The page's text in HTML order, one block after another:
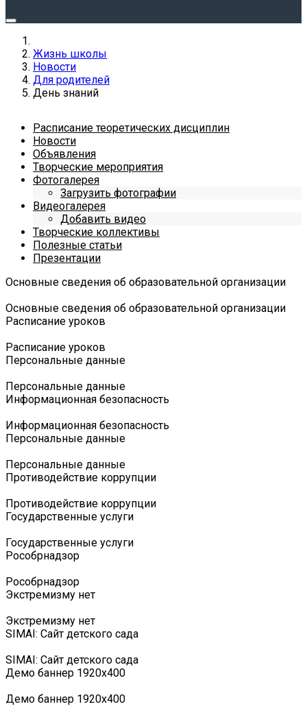
Жизнь школы
Новости
Для родителей
День знаний
Расписание теоретических дисциплин
Новости
Объявления
Творческие мероприятия
Фотогалерея
Загрузить фотографии
Видеогалерея
Добавить видео
Творческие коллективы
Полезные статьи
Презентации
Основные сведения об образовательной организации
Основные сведения об образовательной организации
Расписание уроков
Расписание уроков
Персональные данные
Персональные данные
Информационная безопасность
Информационная безопасность
Персональные данные
Персональные данные
Противодействие коррупции
Противодействие коррупции
Государственные услуги
Государственные услуги
Роcобрнадзор
Роcобрнадзор
Экстремизму нет
Экстремизму нет
SIMAI: Сайт детского сада
SIMAI: Сайт детского сада
Демо баннер 1920х400
Демо баннер 1920х400